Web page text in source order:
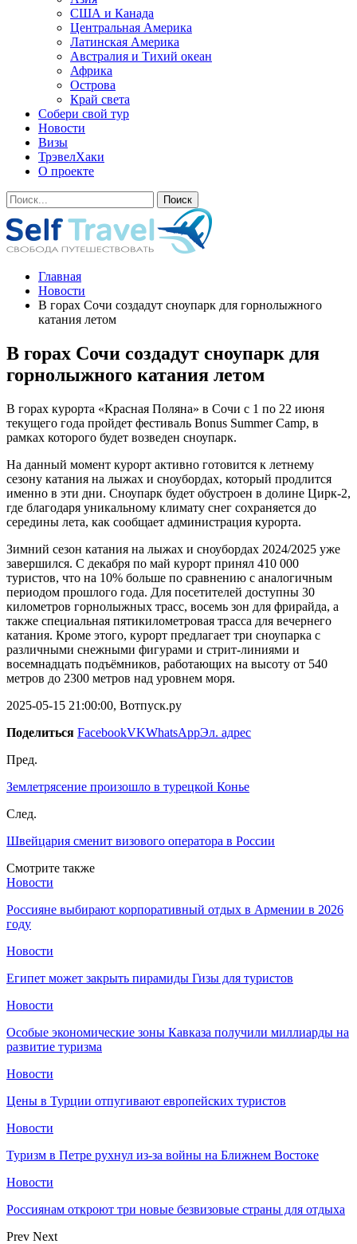
США и Канада
Центральная Америка
Латинская Америка
Австралия и Тихий океан
Африка
Острова
Край света
Собери свой тур
Новости
Визы
ТрэвелХаки
О проекте
Главная
Новости
В горах Сочи создадут сноупарк для горнолыжного
катания летом
В горах Сочи создадут сноупарк для
горнолыжного катания летом
В горах курорта «Красная Поляна» в Сочи с 1 по 22 июня
текущего года пройдет фестиваль Bonus Summer Camp, в
рамках которого будет возведен сноупарк.
На данный момент курорт активно готовится к летнему
сезону катания на лыжах и сноубордах, который продлится
именно в эти дни. Сноупарк будет обустроен в долине Цирк-2,
где благодаря уникальному климату снег сохраняется до
середины лета, как сообщает администрация курорта.
Зимний сезон катания на лыжах и сноубордах 2024/2025 уже
завершился. С декабря по май курорт принял 410 000
туристов, что на 10% больше по сравнению с аналогичным
периодом прошлого года. Для посетителей доступны 30
километров горнолыжных трасс, восемь зон для фрирайда, а
также специальная пятикилометровая трасса для вечернего
катания. Кроме этого, курорт предлагает три сноупарка с
различными снежными фигурами и стрит-линиями и
восемнадцать подъёмников, работающих на высоту от 540
метров до 2300 метров над уровнем моря.
2025-05-15 21:00:00, Вотпуск.ру
Поделиться FacebookVKWhatsAppЭл. адрес
Пред.
Землетрясение произошло в турецкой Конье
След.
Швейцария сменит визового оператора в России
Смотрите также
Новости
Россияне выбирают корпоративный отдых в Армении в 2026
году
Новости
Египет может закрыть пирамиды Гизы для туристов
Новости
Особые экономические зоны Кавказа получили миллиарды на
развитие туризма
Новости
Цены в Турции отпугивают европейских туристов
Новости
Туризм в Петре рухнул из-за войны на Ближнем Востоке
Новости
Россиянам откроют три новые безвизовые страны для отдыха
Prev Next